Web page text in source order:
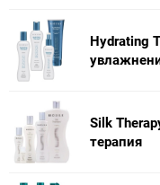
Hydrating
Silk
терапия